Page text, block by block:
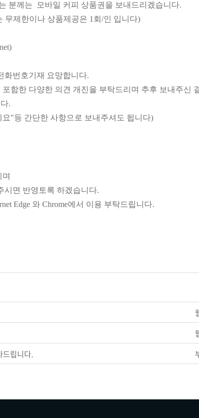
분께는
모바일 커피 상품권을 보내드리겠습니다.
무제한이나 상품제공은 1회/인 입니다)
화번호기재 요망합니다.
한 다양한 의견 개진을 부탁드리며 추후 보내주신
.
"등 간단한 사항으로 보내주셔도 됩니다)
면 반영토록 하겠습니다.
Edge 와 Chrome에서 이용 부탁드립니다.
드립니다.